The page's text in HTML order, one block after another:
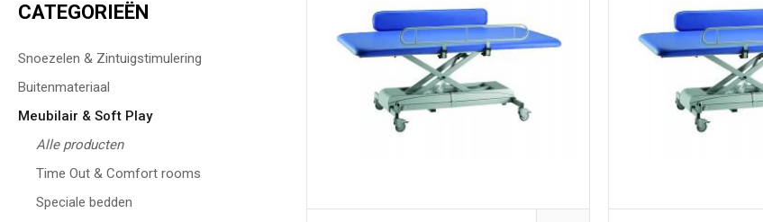
CATEGORIEËN
Snoezelen & Zintuigstimulering
Buitenmateriaal
Meubilair & Soft Play
Alle producten
Time Out & Comfort rooms
Speciale bedden